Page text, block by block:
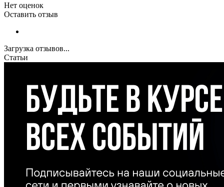
Нет оценок
Оставить отзыв
Загрузка отзывов...
Статьи